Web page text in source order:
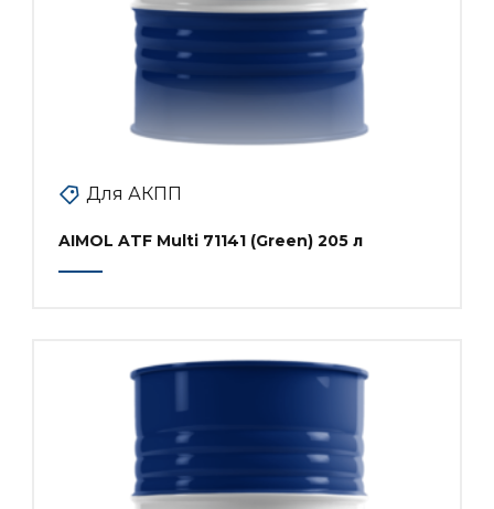
Для АКПП
AIMOL ATF Multi 71141 (Green) 205 л